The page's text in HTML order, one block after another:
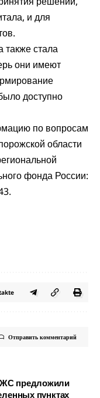
и для
также стала
они имеют
доступно
по вопросам
области
фонда России:
Отправить комментарий
предложили
пунктах